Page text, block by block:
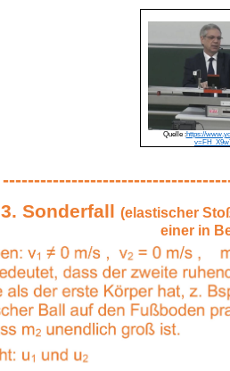
Quelle :https://
3. Sonderfall (elastischer
einer in